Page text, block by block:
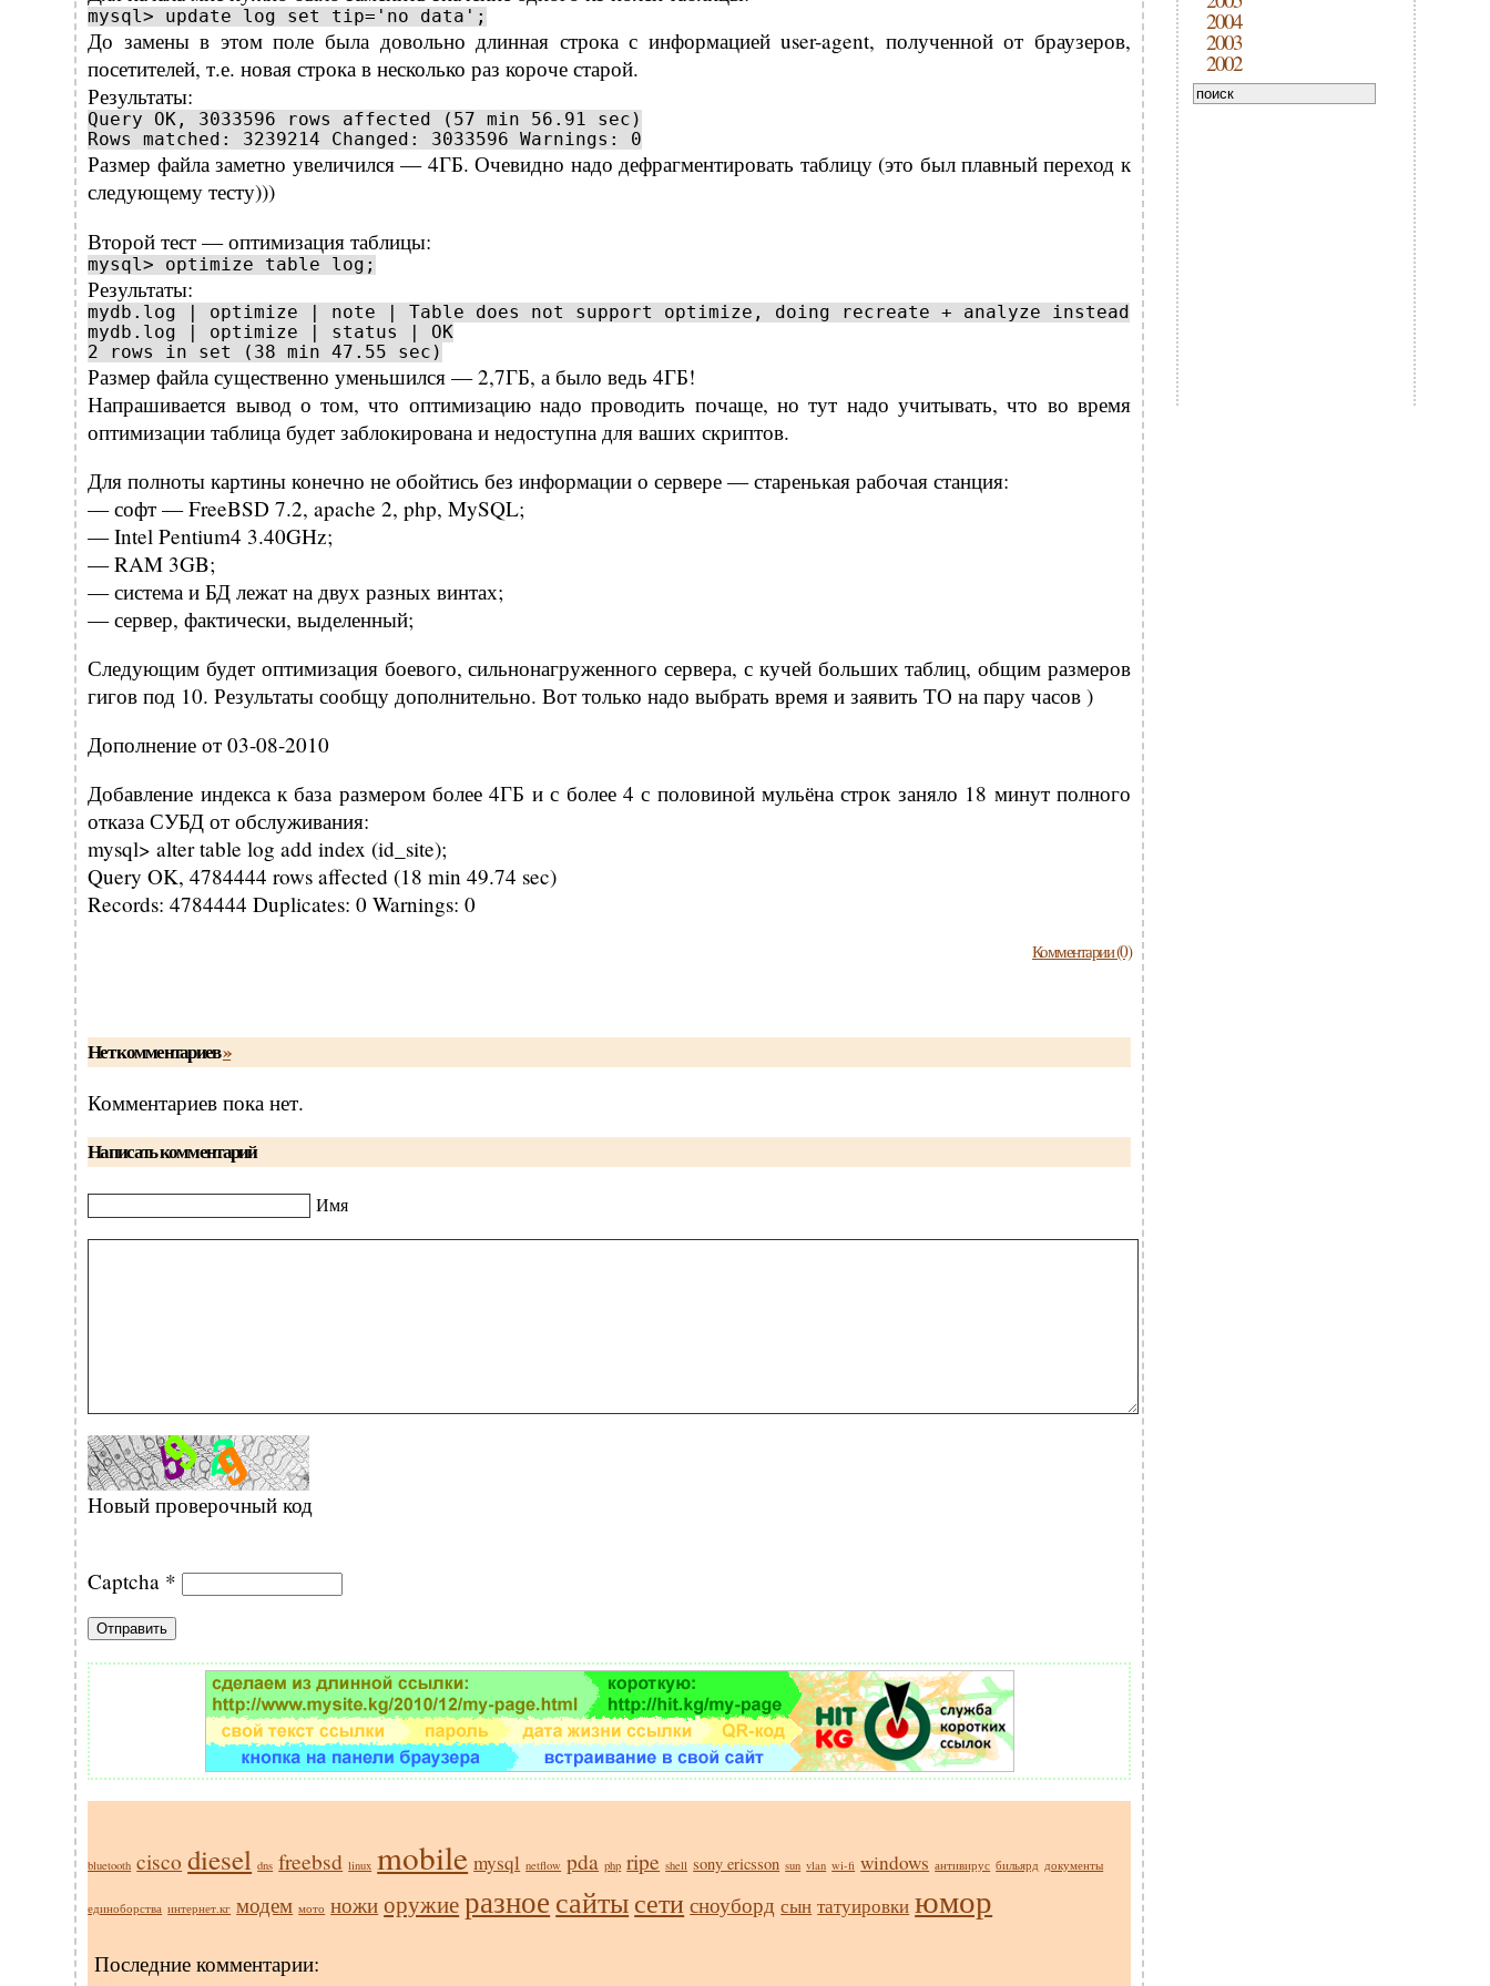
mysql> update log set tip='no data';
До замены в этом поле была довольно длинная строка с информацией user-agent, полученной от браузеров,
посетителей, т.е. новая строка в несколько раз короче старой.
Результаты:
Query OK, 3033596 rows affected (57 min 56.91 sec)
Rows matched: 3239214 Changed: 3033596 Warnings: 0
Размер файла заметно увеличился — 4ГБ. Очевидно надо дефрагментировать таблицу (это был плавный переход к
следующему тесту)))
Второй тест — оптимизация таблицы:
mysql> optimize table log;
Результаты:
mydb.log | optimize | note | Table does not support optimize, doing recreate + analyze instead
mydb.log | optimize | status | OK
2 rows in set (38 min 47.55 sec)
Размер файла существенно уменьшился — 2,7ГБ, а было ведь 4ГБ!
Напрашивается вывод о том, что оптимизацию надо проводить почаще, но тут надо учитывать, что во время
оптимизации таблица будет заблокирована и недоступна для ваших скриптов.
Для полноты картины конечно не обойтись без информации о сервере — старенькая рабочая станция:
— софт — FreeBSD 7.2, apache 2, php, MySQL;
— Intel Pentium4 3.40GHz;
— RAM 3GB;
— система и БД лежат на двух разных винтах;
— сервер, фактически, выделенный;
Следующим будет оптимизация боевого, сильнонагруженного сервера, с кучей больших таблиц, общим размеров
гигов под 10. Результаты сообщу дополнительно. Вот только надо выбрать время и заявить ТО на пару часов )
Дополнение от 03-08-2010
Добавление индекса к база размером более 4ГБ и с более 4 с половиной мульёна строк заняло 18 минут полного
отказа СУБД от обслуживания:
mysql> alter table log add index (id_site);
Query OK, 4784444 rows affected (18 min 49.74 sec)
Records: 4784444 Duplicates: 0 Warnings: 0
Комментарии (0)
Нет комментариев»
Комментариев пока нет.
Написать комментарий
Имя
Новый проверочный код
Captcha *
bluetooth cisco diesel dns freebsd linux mobile mysql netflow pda php ripe shell sony ericsson sun vlan wi-fi windows антивирус бильярд документы
единоборства интернет.кг модем мото ножиоружиеразное сайтысетисноуборд сын татуировки юмор
Последние комментарии:
2004
2003
2002